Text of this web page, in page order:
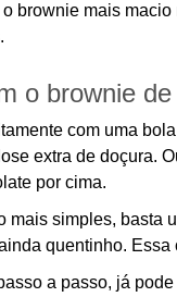
brownie mais
o brownie
com uma
extra de doçura.
por cima.
mais simples, basta
quentinho.
a passo, já